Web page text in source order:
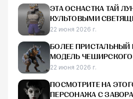
ЭТА ОСНАСТКА ТАЙ
КУЛЬТОВЫМИ
MAYA ВЫГЛЯДИТ
22 июня 2026 г.
БОЛЕЕ ПРИСТАЛЬНЫЙ
МОДЕЛЬ
ДЛЯ RAID:
22 июня 2026 г.
ПОСМОТРИТЕ НА
ПЕРСОНАЖА С